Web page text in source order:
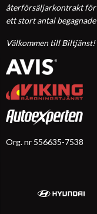
återförsäljarkontrakt för
ett stort antal
Välkommen till Biltjänst!
Org. nr 556635-7538